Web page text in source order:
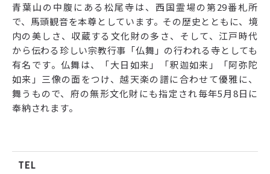
青葉山の中腹にある松尾寺は、西国霊場の第29番札所
で、馬頭観音を本尊としています。その歴史とともに、境
内の美しさ、収蔵する文化財の多さ、そして、江戸時代
から伝わる珍しい宗教行事「仏舞」の行われる寺としても
有名です。仏舞は、「大日如来」「釈迦如来」「阿弥陀
如来」三像の面をつけ、越天楽の譜に合わせて優雅に、
舞うもので、府の無形文化財にも指定され毎年5月8日に
奉納されます。
TEL